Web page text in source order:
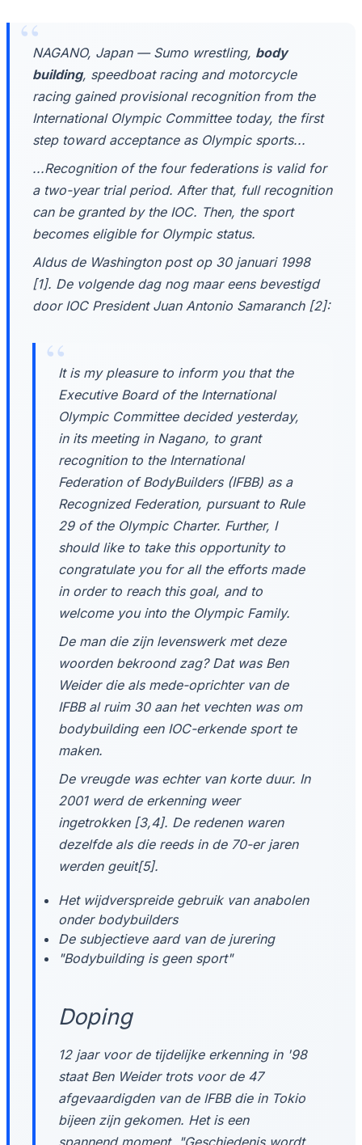
NAGANO, Japan — Sumo wrestling, body
building, speedboat racing and motorcycle
racing gained provisional recognition from the
International Olympic Committee today, the first
step toward acceptance as Olympic sports...
...Recognition of the four federations is valid for
a two-year trial period. After that, full recognition
can be granted by the IOC. Then, the sport
becomes eligible for Olympic status.
Aldus de Washington post op 30 januari 1998
[1]. De volgende dag nog maar eens bevestigd
door IOC President Juan Antonio Samaranch [2]:
It is my pleasure to inform you that the
Executive Board of the International
Olympic Committee decided yesterday,
in its meeting in Nagano, to grant
recognition to the International
Federation of BodyBuilders (IFBB) as a
Recognized Federation, pursuant to Rule
29 of the Olympic Charter. Further, I
should like to take this opportunity to
congratulate you for all the efforts made
in order to reach this goal, and to
welcome you into the Olympic Family.
De man die zijn levenswerk met deze
woorden bekroond zag? Dat was Ben
Weider die als mede-oprichter van de
IFBB al ruim 30 aan het vechten was om
bodybuilding een IOC-erkende sport te
maken.
De vreugde was echter van korte duur. In
2001 werd de erkenning weer
ingetrokken [3,4]. De redenen waren
dezelfde als die reeds in de 70-er jaren
werden geuit[5].
Het wijdverspreide gebruik van anabolen
onder bodybuilders
De subjectieve aard van de jurering
"Bodybuilding is geen sport"
Doping
12 jaar voor de tijdelijke erkenning in '98
staat Ben Weider trots voor de 47
afgevaardigden van de IFBB die in Tokio
bijeen zijn gekomen. Het is een